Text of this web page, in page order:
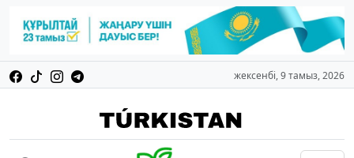
жексенбі, 9 тамыз, 2026